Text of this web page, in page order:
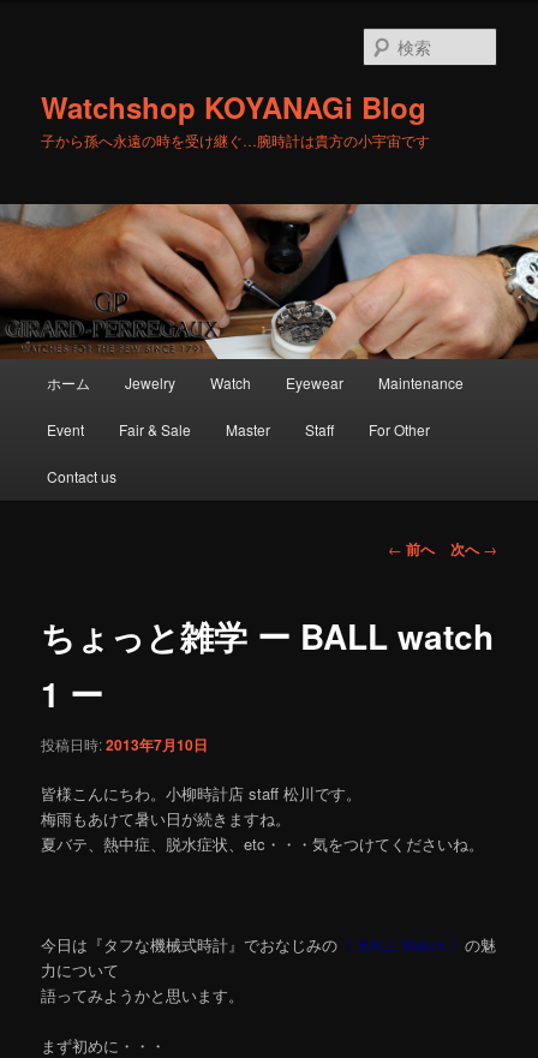
へ
Watchshop KOYANAGi Blog
子から孫へ永遠の時を受け継ぐ…腕時計は貴方の小宇宙です
索
ュ
ホーム Jewelry Watch Eyewear Maintenance
Event Fair & Sale Master Staff For Other
Contact us
投
ゲ
← 前へ 次へ→
ちょっと雑学 ー BALL watch
1 ー
投稿日時:2013年7月10日
皆様こんにちわ。小柳時計店 staff 松川です。
梅雨もあけて暑い日が続きますね。
夏バテ、熱中症、脱水症状、etc・・・気をつけてくださいね。
今日は『タフな機械式時計』でおなじみの 《 BALL Watch 》の魅
力について
語ってみようかと思います。
まず初めに・・・